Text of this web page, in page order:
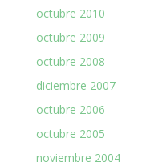
octubre 2010
octubre 2009
octubre 2008
diciembre 2007
octubre 2006
octubre 2005
noviembre 2004